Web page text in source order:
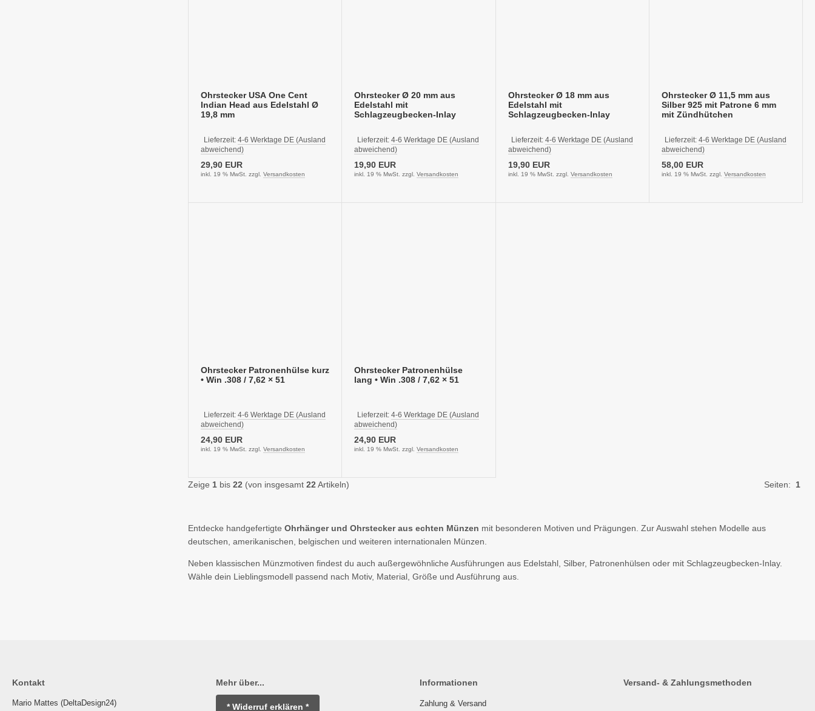
Ohrstecker USA One Cent
Indian Head aus Edelstahl Ø
19,8 mm
Lieferzeit: 4-6 Werktage DE (Ausland
abweichend)
29,90 EUR
inkl. 19 % MwSt. zzgl. Versandkosten
Ohrstecker Ø 20 mm aus
Edelstahl mit
Schlagzeugbecken-Inlay
Lieferzeit:4-6 Werktage DE (Ausland
abweichend)
19,90 EUR
inkl. 19 % MwSt. zzgl.Versandkosten
Ohrstecker Ø 18 mm aus
Edelstahl mit
Schlagzeugbecken-Inlay
Lieferzeit: 4-6 Werktage DE (Ausland
abweichend)
19,90 EUR
inkl. 19 % MwSt. zzgl. Versandkosten
Ohrstecker Ø 11,5 mm aus
Silber 925 mit Patrone 6 mm
mit Zündhütchen
Lieferzeit: 4-6 Werktage DE (Ausland
abweichend)
58,00 EUR
inkl. 19 % MwSt. zzgl. Versandkosten
Ohrstecker Patronenhülse kurz
• Win .308 / 7,62 × 51
Lieferzeit: 4-6 Werktage DE (Ausland
abweichend)
24,90 EUR
inkl. 19 % MwSt. zzgl. Versandkosten
Ohrstecker Patronenhülse
lang • Win .308 / 7,62 × 51
Lieferzeit:4-6 Werktage DE (Ausland
abweichend)
24,90 EUR
inkl. 19 % MwSt. zzgl.Versandkosten
Zeige 1 bis 22 (von insgesamt 22 Artikeln) Seiten: 1
Entdecke handgefertigte Ohrhänger und Ohrstecker aus echten Münzen mit besonderen Motiven und Prägungen. Zur Auswahl stehen Modelle aus
deutschen, amerikanischen, belgischen und weiteren internationalen Münzen.
Neben klassischen Münzmotiven findest du auch außergewöhnliche Ausführungen aus Edelstahl, Silber, Patronenhülsen oder mit Schlagzeugbecken-Inlay.
Wähle dein Lieblingsmodell passend nach Motiv, Material, Größe und Ausführung aus.
Kontakt
Mario Mattes (DeltaDesign24)
Mehr über...
* Widerruf erklären *
Informationen
Zahlung & Versand
Versand- & Zahlungsmethoden